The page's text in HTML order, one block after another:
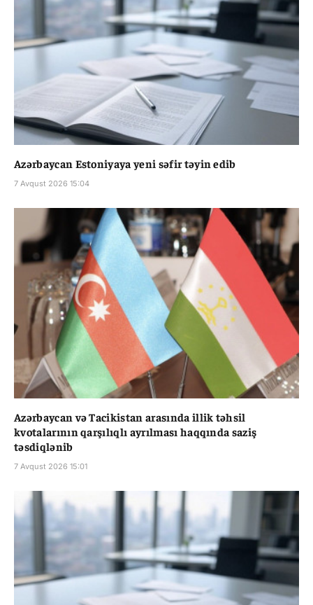
Azərbaycan Estoniyaya yeni səfir təyin edib
7 Avqust 2026 15:04
Azərbaycan və Tacikistan arasında illik təhsil
kvotalarının qarşılıqlı ayrılması haqqında saziş
təsdiqlənib
7 Avqust 2026 15:01